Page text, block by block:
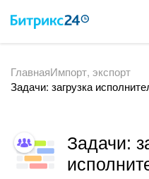
ВОЗМОЖНОСТИ
ИНТЕГРАЦИИ
ВНЕДРЕНИЕ
ГлавнаяИмпорт, экспорт
Задачи: загрузка
Задачи: